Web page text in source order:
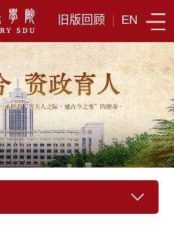
旧版回顾 | EN